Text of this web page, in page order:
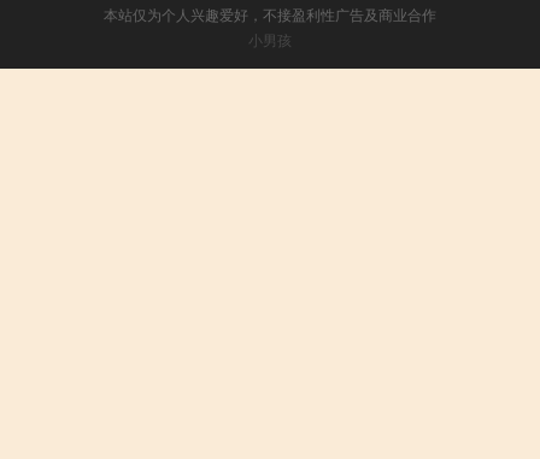
本站仅为个人兴趣爱好，不接盈利性广告及商业合作
小男孩